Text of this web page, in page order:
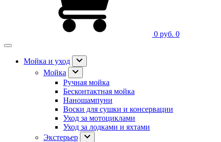
0 руб. 0
Мойка и уход
Мойка
Ручная мойка
Бесконтактная мойка
Наношампуни
Воски для сушки и консервации
Уход за мотоциклами
Уход за лодками и яхтами
Экстерьер